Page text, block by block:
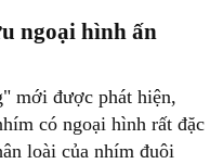
ngoại hình ấn
mới được phát hiện,
có ngoại hình rất đặc
loài của nhím đuôi